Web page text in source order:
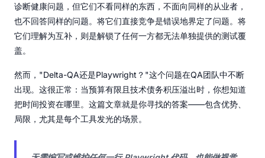
诊断健康问题，但它们不看同样的东西，不面向同样的从业者，
也不回答同样的问题。将它们直接竞争是错误地界定了问题。将
它们理解为互补，则是解锁了任何一方都无法单独提供的测试覆
盖。
然而，"Delta-QA还是Playwright？"这个问题在QA团队中不断
出现。这很正常：当预算有限且技术债务积压溢出时，你想知道
把时间投资在哪里。这篇文章就是你寻找的答案——包含优势、
局限，尤其是每个工具发光的场景。